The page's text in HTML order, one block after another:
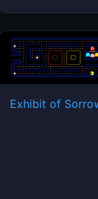
Exhibit of